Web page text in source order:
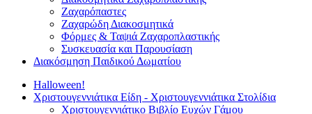
Ζαχαρόπαστες
Ζαχαρώδη Διακοσμητικά
Φόρμες & Ταψιά Ζαχαροπλαστικής
Συσκευασία και Παρουσίαση
Διακόσμηση Παιδικού Δωματίου
Halloween!
Χριστουγεννιάτικα Είδη - Χριστουγεννιάτικα Στολίδια
Χριστουγεννιάτικο Βιβλίο Ευχών Γάμου